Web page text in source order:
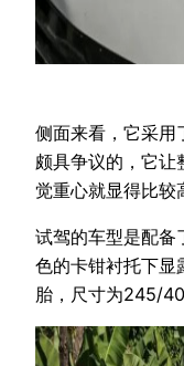
侧面来看，它采用
颇具争议的，它让
觉重心就显得比较
试驾的车型是配备
色的卡钳衬托下显
胎，尺寸为245/40